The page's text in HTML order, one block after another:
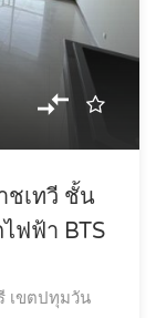
ชเทวี ชั้น
ฟฟ้า BTS
เขตปทุมวัน